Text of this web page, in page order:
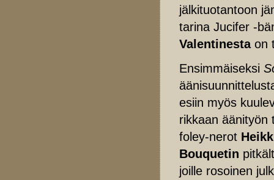
jälkituotantoon
tarina Jucifer -
Valentinestaon
Ensimmäiseksi
esiin myös
rikkaan äänityön
foley-nerot
Bouquetin
joille rosoinen